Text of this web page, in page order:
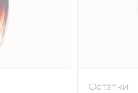
Остатки